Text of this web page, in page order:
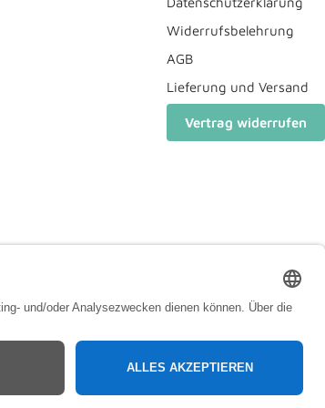
Widerrufsbelehrung
AGB
Lieferung und Versand
Vertrag widerrufen